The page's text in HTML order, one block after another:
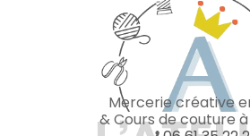
Mercerie créative
& Cours de couture